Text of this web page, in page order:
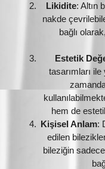
Likidite: Altın
nakde
bağlı
Estetik
tasarımları ile
hem de
Kişisel Anlam:
edilen
bileziğin